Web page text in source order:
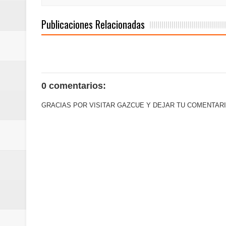
Publicaciones Relacionadas
0 comentarios:
GRACIAS POR VISITAR GAZCUE Y DEJAR TU